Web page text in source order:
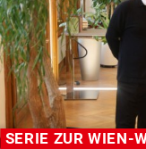
SERIE ZUR WIEN-